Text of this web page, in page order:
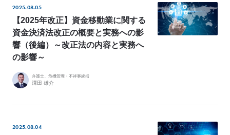
b
e
r
’
s
S
t
y
2025.08.05
【2025年改正】資金移動業に関する
資金決済法改正の概要と実務への影
響（後編）～改正法の内容と実務へ
の影響～
弁護士、危機管理・不祥事統括
澤田 雄介
2025.08.04